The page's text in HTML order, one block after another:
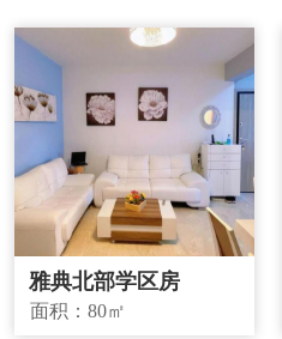
雅典北部学区房
面积：80㎡